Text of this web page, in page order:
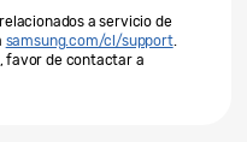
a servicio de
samsung.com/cl/support.
favor de contactar a